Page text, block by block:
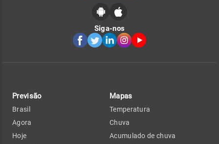
Siga-nos
Previsão
Brasil
Agora
Hoje
Mapas
Temperatura
Chuva
Acumulado de chuva